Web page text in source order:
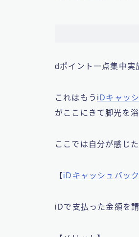
dポイント一点集中実
これはもう iDキャッ
がここにきて脚光を
ここでは自分が感じ
【iDキャッシュバック
iDで支払った金額を